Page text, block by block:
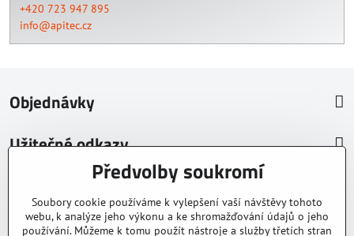
+420 723 947 895
info@apitec.cz
Objednávky
Užitečné odkazy
© 2026 Tomáš Vlk
Předvolby soukromí
Soubory cookie používáme k vylepšení vaší návštěvy tohoto
webu, k analýze jeho výkonu a ke shromažďování údajů o jeho
používání. Můžeme k tomu použít nástroje a služby třetích stran